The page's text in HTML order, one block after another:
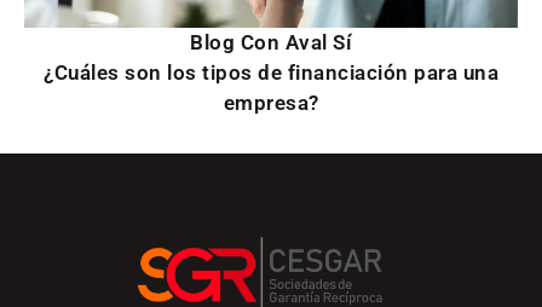
Blog Con Aval Sí
¿Cuáles son los tipos de financiación para una
empresa?